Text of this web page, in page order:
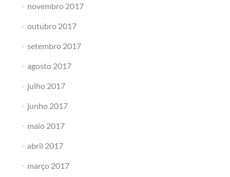
novembro 2017
outubro 2017
setembro 2017
agosto 2017
julho 2017
junho 2017
maio 2017
abril 2017
março 2017